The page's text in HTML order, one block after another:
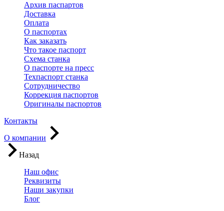
Архив паспартов
Доставка
Оплата
О паспортах
Как заказать
Что такое паспорт
Схема станка
О паспорте на пресс
Техпаспорт станка
Сотрудничество
Коррекция паспортов
Оригиналы паспортов
Контакты
О компании
Назад
Наш офис
Реквизиты
Наши закупки
Блог